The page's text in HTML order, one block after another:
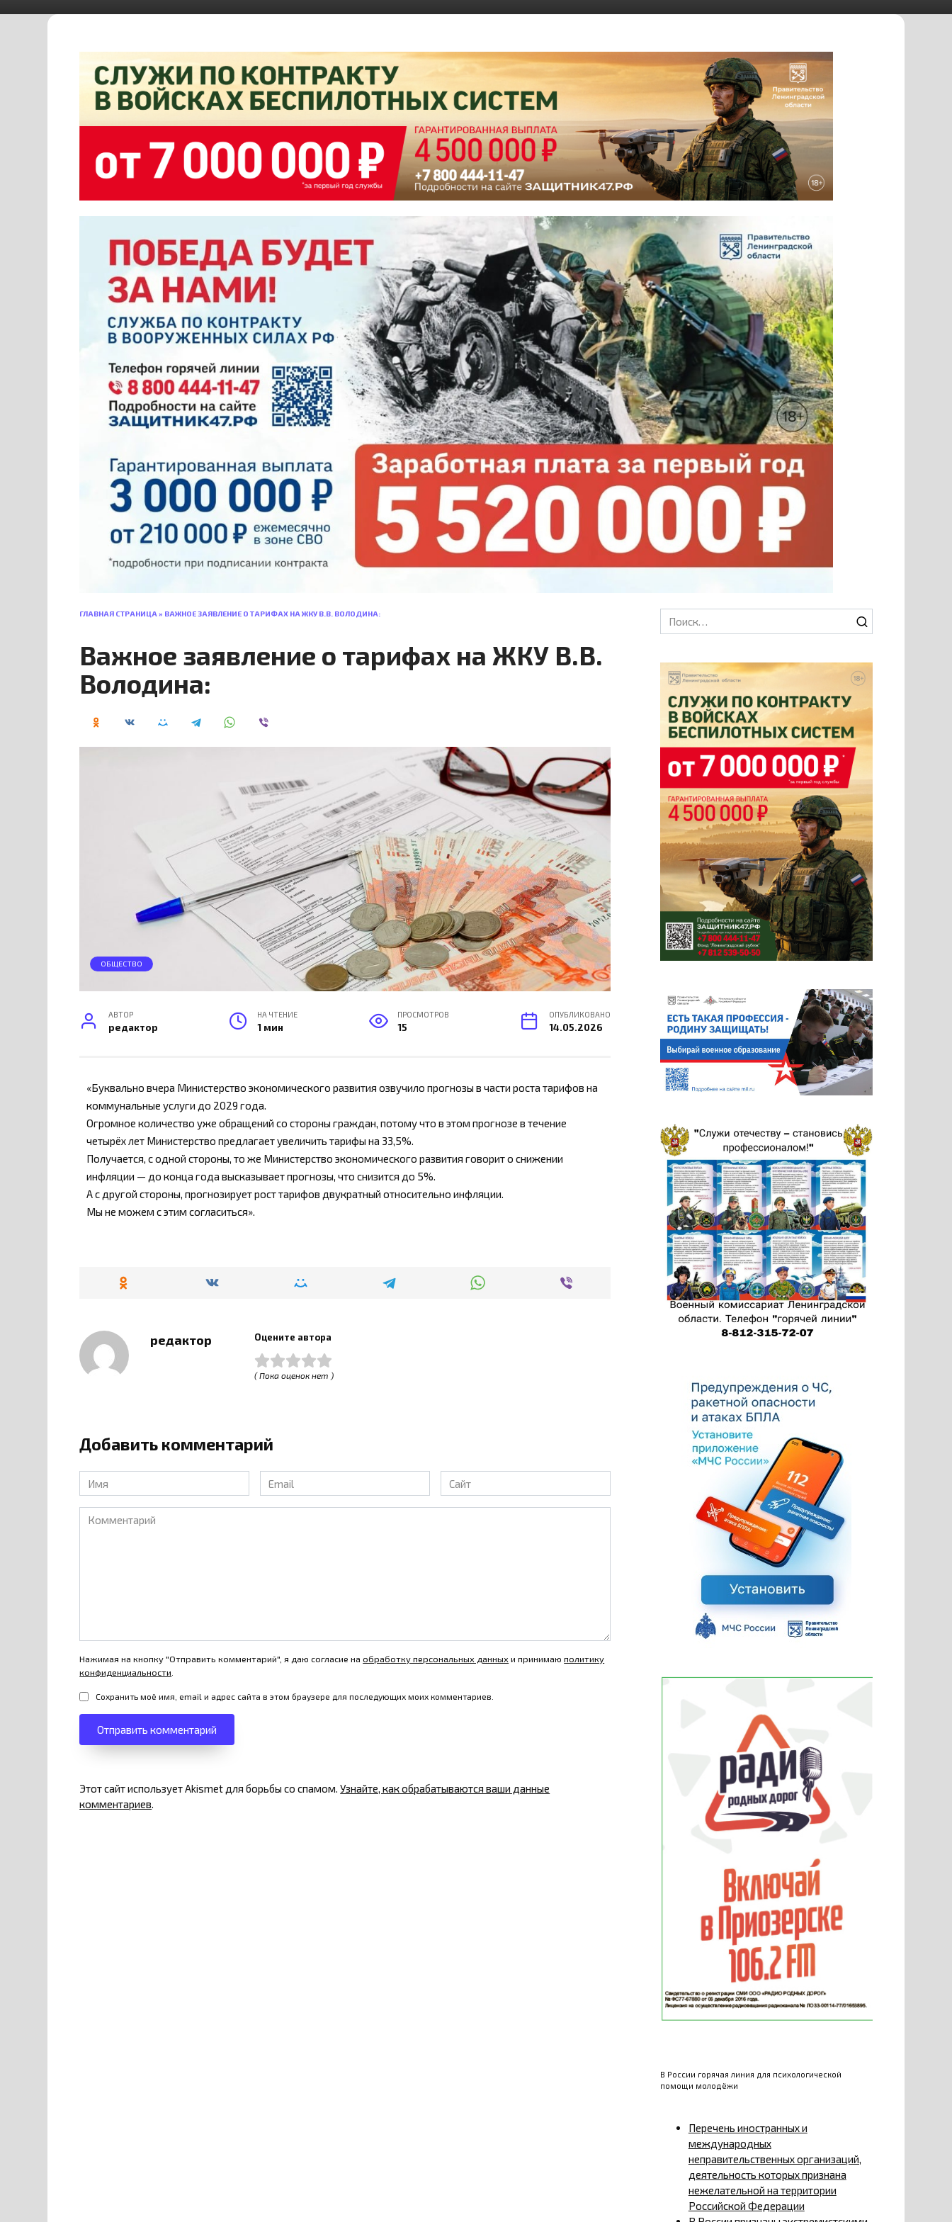
ГЛАВНАЯ СТРАНИЦА» ВАЖНОЕ ЗАЯВЛЕНИЕ О ТАРИФАХ НА ЖКУ В.В. ВОЛОДИНА:
Важное заявление о тарифах на ЖКУ В.В.
Володина:
ОБЩЕСТВО
АВТОР
редактор
НА ЧТЕНИЕ
1 мин
ПРОСМОТРОВ
15
ОПУБЛИКОВАНО
14.05.2026
«Буквально вчера Министерство экономического развития озвучило прогнозы в части роста тарифов на
коммунальные услуги до 2029 года.
Огромное количество уже обращений со стороны граждан, потому что в этом прогнозе в течение
четырёх лет Министерство предлагает увеличить тарифы на 33,5%.
Получается, с одной стороны, то же Министерство экономического развития говорит о снижении
инфляции — до конца года высказывает прогнозы, что снизится до 5%.
А с другой стороны, прогнозирует рост тарифов двукратный относительно инфляции.
Мы не можем с этим согласиться».
редактор Оцените автора
( Пока оценок нет )
Добавить комментарий
Имя
*
Email
*
Сайт
Комментарий
Нажимая на кнопку "Отправить комментарий", я даю согласие наобработку персональных данныхи принимаюполитику
конфиденциальности.
Сохранить моё имя, email и адрес сайта в этом браузере для последующих моих комментариев.
Этот сайт использует Akismet для борьбы со спамом.Узнайте, как обрабатываются ваши данные
комментариев
Search
for:
В России горячая линия для психологической
помощи молодёжи
Перечень иностранных и
международных
неправительственных организаций,
деятельность которых признана
нежелательной на территории
Российской Федерации